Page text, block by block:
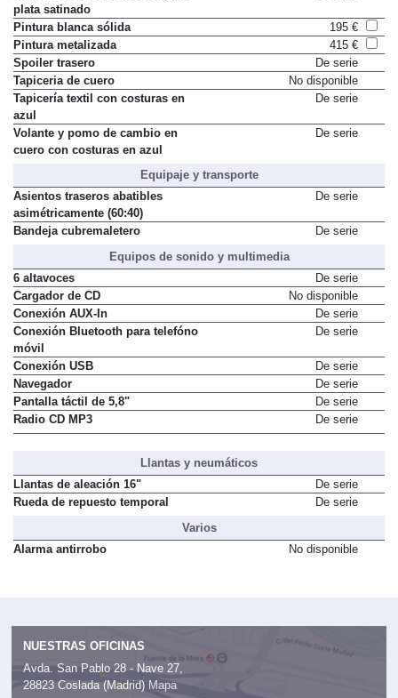
plata satinado
Pintura blanca sólida
195 €
Pintura metalizada
415 €
Spoiler trasero
De serie
Tapiceria de cuero
No disponible
Tapicería textil con costuras en
azul
De serie
Volante y pomo de cambio en
cuero con costuras en azul
De serie
Equipaje y transporte
Asientos traseros abatibles
asimétricamente (60:40)
De serie
Bandeja cubremaletero
De serie
Equipos de sonido y multimedia
6 altavoces
De serie
Cargador de CD
No disponible
Conexión AUX-In
De serie
Conexión Bluetooth para telefóno
móvil
De serie
Conexión USB
De serie
Navegador
De serie
Pantalla táctil de 5,8"
De serie
Radio CD MP3
De serie
Llantas y neumáticos
Llantas de aleación 16"
De serie
Rueda de repuesto temporal
De serie
Varios
Alarma antirrobo
No disponible
NUESTRAS OFICINAS
Avda. San Pablo 28 - Nave 27,
28823 Coslada (Madrid) Mapa